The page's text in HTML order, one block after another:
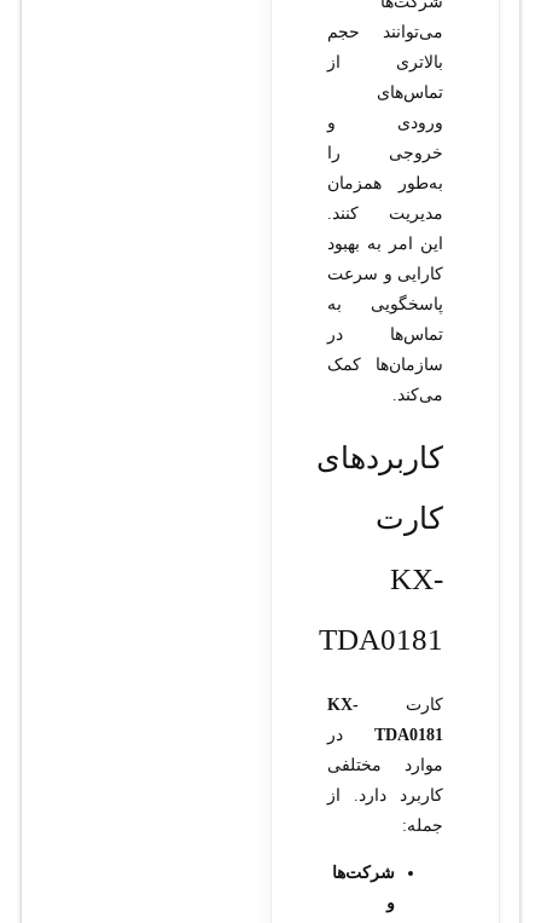
می‌توانند حجم
بالاتری از
تماس‌های
ورودی و
خروجی را
به‌طور همزمان
مدیریت کنند.
این امر به بهبود
کارایی و سرعت
پاسخگویی به
تماس‌ها در
سازمان‌ها کمک
می‌کند.
کاربردهای
کارت
KX-
TDA0181
کارت KX-
TDA0181در
موارد مختلفی
کاربرد دارد. از
جمله:
شرکت‌ها
و